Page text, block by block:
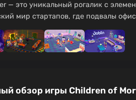
— это уникальный рогалик с
мир стартапов, где подвалы
обзор игры Children of